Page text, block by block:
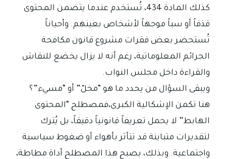
كذلك المادة 434، تُستخدم عندما يتضمن المحتوى
قذفاً أو سباً موجهاً لأشخاص بعينهم. وأحياناً
تُستحضر بعض فقرات مشروع قانون مكافحة
الجرائم المعلوماتية، رغم أنه لا يزال يخضع للنقاش
والقراءة داخل مجلس النواب.
ويبقى السؤال من يحدد ما هو “مخلّ” أو “مسيء”؟
هنا تكمن الإشكالية الكبرى،فمصطلح “المحتوى
الهابط” لا يحمل تعريفاً قانونياً دقيقاً، بل يُترك
لتقديرات متباينة قد تتأثر بأهواء أو ضغوط سياسية
واجتماعية. وبذلك، يصبح هذا المصطلح أداة مطاطة،